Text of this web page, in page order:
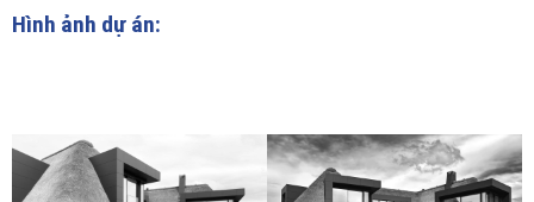
Hình ảnh dự án: